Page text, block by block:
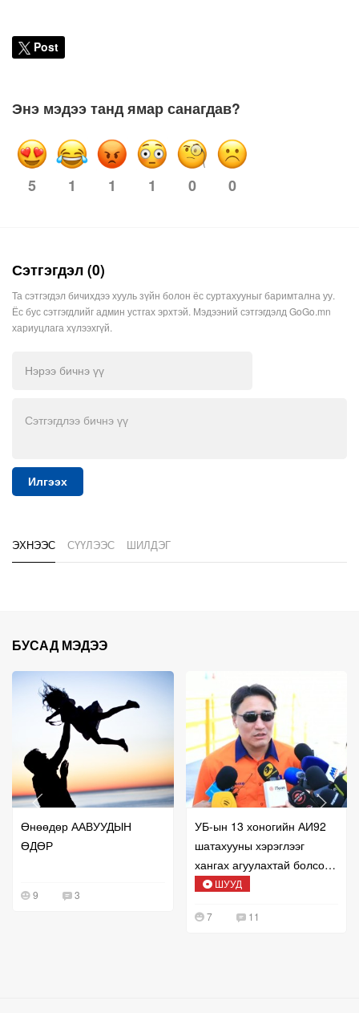
Post
Энэ мэдээ танд ямар санагдав?
5 1 1 1 0 0
Сэтгэгдэл (0)
Та сэтгэгдэл бичихдээ хууль зүйн болон ёс суртахууныг баримтална уу.
Ёс бус сэтгэгдлийг админ устгах эрхтэй. Мэдээний сэтгэгдэлд GoGo.mn
хариуцлага хүлээхгүй.
Илгээх
ЭХНЭЭС СҮҮЛЭЭС ШИЛДЭГ
БУСАД МЭДЭЭ
Өнөөдөр ААВУУДЫН
ӨДӨР
9 3
УБ-ын 13 хоногийн АИ92
шатахууны хэрэглээг
хангах агуулахтай болсон
талаар мэдээлж байна
ШУУД
7 11